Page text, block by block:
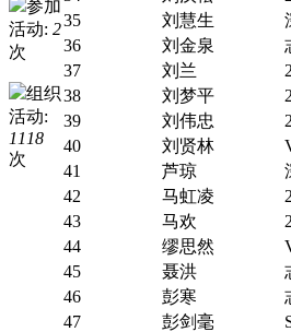
参加
活动: 2
次
组织
活动:
1118
次
35
刘慧生
36
刘金泉
37
刘兰
38
刘梦平
39
刘伟忠
40
刘贤林
41
芦琼
42
马虹凌
43
马欢
44
缪思然
45
聂洪
46
彭寒
47
彭剑毫